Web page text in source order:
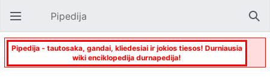
Atverti pagrindinį meniu Pipedija
Pipedija - tautosaka, gandai, kliedesiai ir jokios tiesos! Durniausia
wiki enciklopedija durnapedija!